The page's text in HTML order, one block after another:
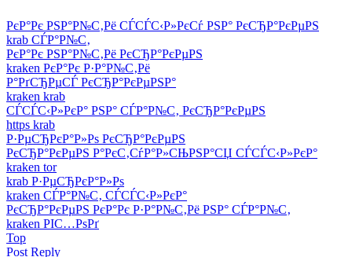
РєР°Рє РЅР°Р№С‚Рё СЃСЃС‹Р»РєСѓ РЅР° РєСЂР°РєРµРЅ
krab СЃР°Р№С‚
РєР°Рє РЅР°Р№С‚Рё РєСЂР°РєРµРЅ
kraken РєР°Рє Р·Р°Р№С‚Рё
Р°РґСЂРµСЃ РєСЂР°РєРµРЅР°
kraken krab
СЃСЃС‹Р»РєР° РЅР° СЃР°Р№С‚ РєСЂР°РєРµРЅ
https krab
Р·РµСЂРєР°Р»Рѕ РєСЂР°РєРµРЅ
РєСЂР°РєРµРЅ Р°РєС‚СѓР°Р»СЊРЅР°СЏ СЃСЃС‹Р»РєР°
kraken tor
krab Р·РµСЂРєР°Р»Рѕ
kraken СЃР°Р№С‚ СЃСЃС‹Р»РєР°
РєСЂР°РєРµРЅ РєР°Рє Р·Р°Р№С‚Рё РЅР° СЃР°Р№С‚
kraken РІС…РѕРґ
Top
Post Reply